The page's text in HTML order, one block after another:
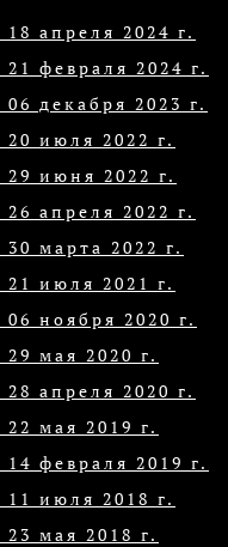
апреля 2024 г.
февраля 2024 г.
декабря 2023 г.
июля 2022 г.
июня 2022 г.
апреля 2022 г.
марта 2022 г.
июля 2021 г.
ноября 2020 г.
мая 2020 г.
апреля 2020 г.
мая 2019 г.
февраля 2019 г.
июля 2018 г.
мая 2018 г.